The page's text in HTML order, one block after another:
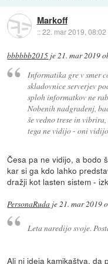
Markoff
::22. mar 2019, 08:02
bbbbbb2015 je21. mar 2019
Informatika gre v smer
skladovnice serverjev
sploh informatkov ne
Nobenih nadgradenj,
še vedno trese in
tega ne vidijo - oni
Česa pa ne vidijo, a bodo
kar si ga kdo lahko
dražji kot lasten sistem -
PersonaRuda je21. mar 2019
Leta naredijo svoje.
Ali ni ideja kamikaštva, da